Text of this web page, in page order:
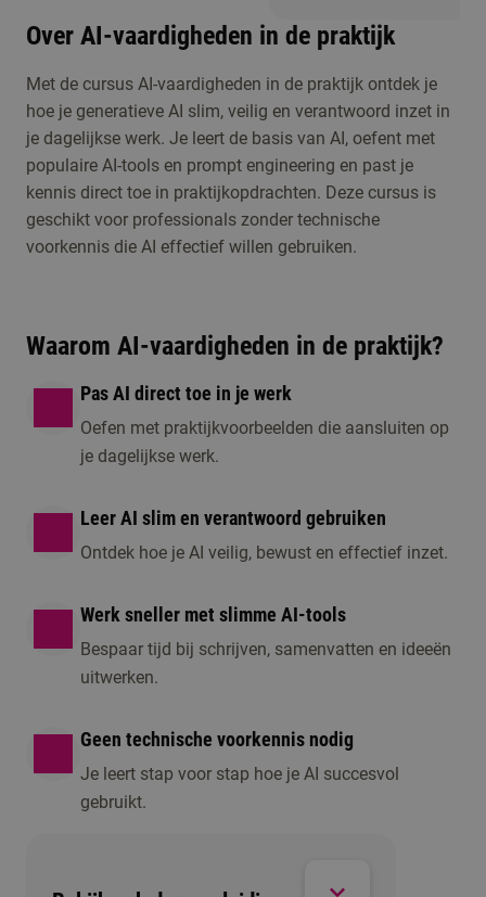
Studiekeuzeactiviteiten
Er zijn op dit
moment geen
activiteiten
gepland. Wil je
toch graag
langskomen of
dan contact met
Over AI-vaardigheden in de praktijk
Met de cursus AI-vaardigheden in de praktijk ontdek je
hoe je generatieve AI slim, veilig en verantwoord inzet in
je dagelijkse werk. Je leert de basis van AI, oefent met
populaire AI-tools en prompt engineering en past je
kennis direct toe in praktijkopdrachten. Deze cursus is
geschikt voor professionals zonder technische
voorkennis die AI effectief willen gebruiken.
Waarom AI-vaardigheden in de praktijk?
Pas AI direct toe in je werk
Oefen met praktijkvoorbeelden die aansluiten op
je dagelijkse werk.
Leer AI slim en verantwoord gebruiken
Ontdek hoe je AI veilig, bewust en effectief inzet.
Werk sneller met slimme AI-tools
Bespaar tijd bij schrijven, samenvatten en ideeën
uitwerken.
Geen technische voorkennis nodig
Je leert stap voor stap hoe je AI succesvol
gebruikt.